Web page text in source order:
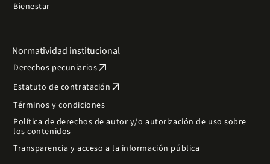
Bienestar
Normatividad institucional
Derechos pecuniariosarrow_outward
Estatuto de contratación arrow_outward
Términos y condiciones
Política de derechos de autor y/o autorización de uso sobre
los contenidos
Transparencia y acceso a la información pública